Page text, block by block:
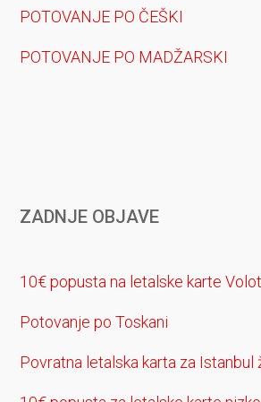
POTOVANJE PO ČEŠKI
POTOVANJE PO MADŽARSKI
ZADNJE OBJAVE
10€ popusta na letalske karte
Potovanje po Toskani
Povratna letalska karta za Istanbul